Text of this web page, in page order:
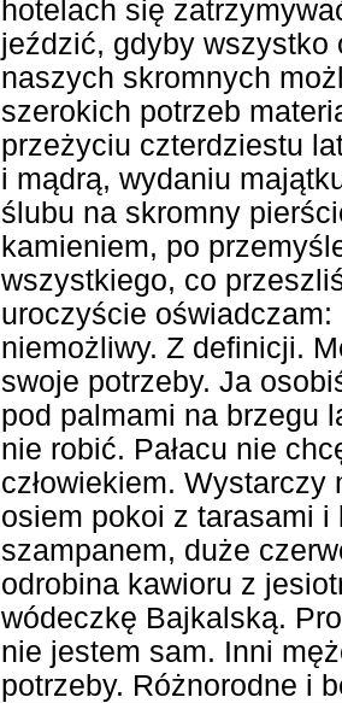
hotelach się
jeździć, gdyby wszystko
naszych skromnych
szerokich potrzeb
przeżyciu czterdziestu
i mądrą, wydaniu
ślubu na skromny
kamieniem, po
wszystkiego, co
uroczyście
niemożliwy. Z definicji.
swoje potrzeby. Ja
pod palmami na brzegu
nie robić. Pałacu nie
człowiekiem.
osiem pokoi z tarasami
szampanem, duże
odrobina kawioru z
wódeczkę Bajkalską.
nie jestem sam. Inni
potrzeby. Różnorodne i